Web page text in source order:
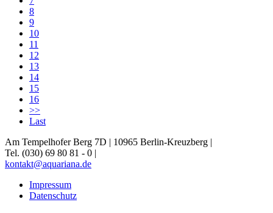
8
9
10
11
12
13
14
15
16
>>
Last
Am Tempelhofer Berg 7D | 10965 Berlin-Kreuzberg |
Tel. (030) 69 80 81 - 0 |
kontakt@aquariana.de
Impressum
Datenschutz